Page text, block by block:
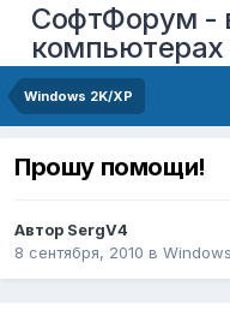
СофтФорум -
компьютерах
Windows 2K/XP
Прошу помощи!
Автор SergV4
8 сентября, 2010 в